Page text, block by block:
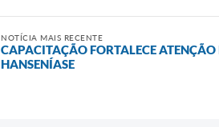
NOTÍCIA MAIS RECENTE
CAPACITAÇÃO FORTALECE
HANSENÍASE